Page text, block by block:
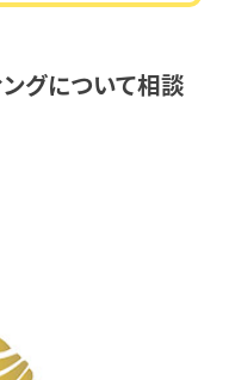
グについて相談